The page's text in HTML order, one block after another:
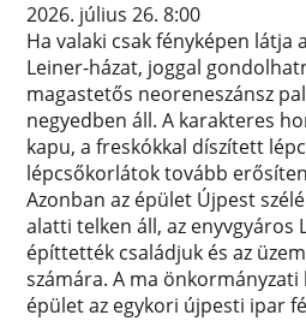
2026. július 26. 8:00
Ha valaki csak fényképen látja
Leiner-házat, joggal
magastetős neoreneszánsz
negyedben áll. A karakteres
kapu, a freskókkal díszített
lépcsőkorlátok tovább
Azonban az épület Újpest
alatti telken áll, az enyvgyáros
építtették családjuk és az
számára. A ma
épület az egykori újpesti ipar